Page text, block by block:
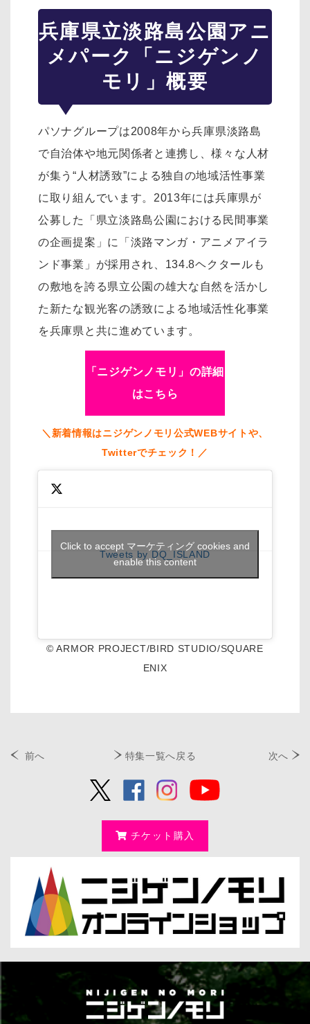
兵庫県立淡路島公園アニ
メパーク「ニジゲンノ
モリ」概要
パソナグループは2008年から兵庫県淡路島
で自治体や地元関係者と連携し、様々な人材
が集う“人材誘致”による独自の地域活性事業
に取り組んでいます。2013年には兵庫県が
公募した「県立淡路島公園における民間事業
の企画提案」に「淡路マンガ・アニメアイラ
ンド事業」が採用され、134.8ヘクタールも
の敷地を誇る県立公園の雄大な自然を活かし
た新たな観光客の誘致による地域活性化事業
を兵庫県と共に進めています。
「ニジゲンノモリ」の詳細
はこちら
＼新着情報はニジゲンノモリ公式WEBサイトや、
Twitterでチェック！／
Tweets by DQ_ISLAND
Click to accept マーケティング cookies and
enable this content
© ARMOR PROJECT/BIRD STUDIO/SQUARE
ENIX
前へ 特集一覧へ戻る 次へ
チケット購入